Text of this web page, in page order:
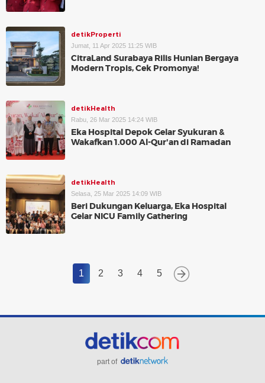
detikProperti
Jumat, 11 Apr 2025 11:25 WIB
CitraLand Surabaya Rilis Hunian Bergaya
Modern Tropis, Cek Promonya!
detikHealth
Rabu, 26 Mar 2025 14:24 WIB
Eka Hospital Depok Gelar Syukuran &
Wakafkan 1.000 Al-Qur'an di Ramadan
detikHealth
Selasa, 25 Mar 2025 14:09 WIB
Beri Dukungan Keluarga, Eka Hospital
Gelar NICU Family Gathering
1 2 3 4 5
part of